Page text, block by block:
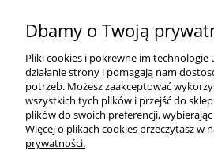
Płatności i dostawa
Informacje
O nas
Dbamy o Twoją
Pliki cookies i pokrewne im
działanie strony i pomagają nam
potrzeb. Możesz zaakceptować
wszystkich tych plików i przejść do
plików do swoich preferencji,
Więcej o plikach cookies przeczytasz w
prywatności.